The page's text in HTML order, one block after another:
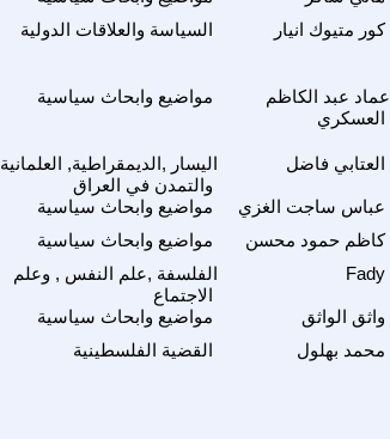
السياسة والعلاقات الدولية
كور متيوك انيار
مواضيع وابحاث سياسية
عماد عبد الكاظم
العسكري
اليسار ,الديمقراطية, العلمانية
والتمدن في العراق
العتابي فاضل
مواضيع وابحاث سياسية عباس ساجت الغزي
مواضيع وابحاث سياسية
كاظم حمود محسن
الفلسفة ,علم النفس , وعلم
الاجتماع
Fady
مواضيع وابحاث سياسية واثق الواثق
القضية الفلسطينية
محمد بهلول